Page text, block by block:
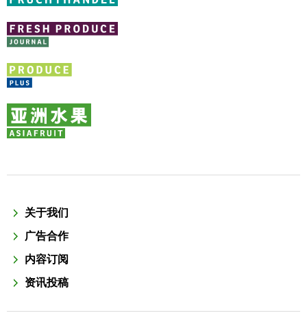
关于我们
广告合作
内容订阅
资讯投稿